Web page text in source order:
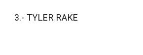
3.- TYLER RAKE